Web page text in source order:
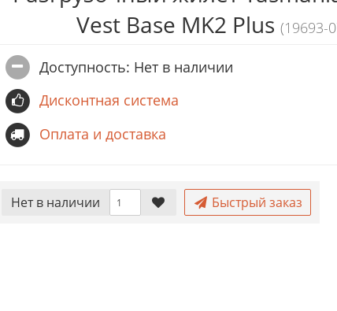
Vest Base MK2 Plus (19693-
Доступность: Нет в наличии
Дисконтная система
Оплата и доставка
Нет в наличии Быстрый заказ